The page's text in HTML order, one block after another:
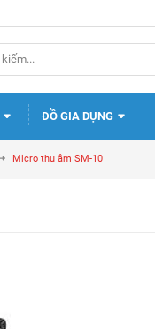
ĐỒ GIA DỤNG
Micro thu âm SM-10